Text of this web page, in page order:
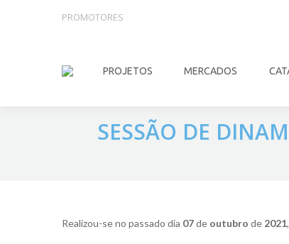
PROMOTORES
PROJETOS MERCADOS
SESSÃO DE
Realizou-se no passado dia 07de outubro de 2021